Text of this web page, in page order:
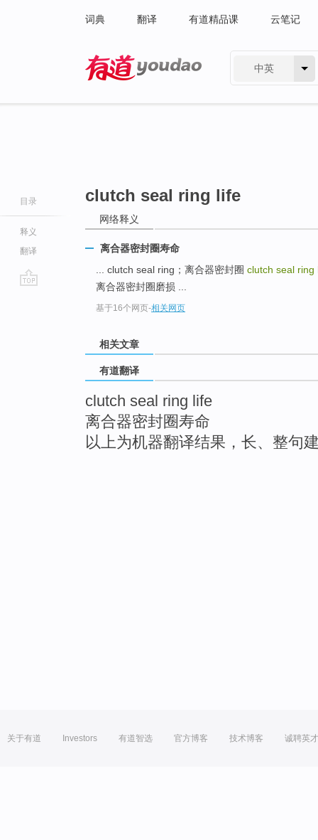
词典 翻译 有道精品课 云笔记
中英
目录
释义
翻译
clutch seal ring life
网络释义
离合器密封圈寿命
... clutch seal ring；离合器密封圈 clutch seal ring
离合器密封圈磨损 ...
基于16个网页-相关网页
相关文章
有道翻译
clutch seal ring life
离合器密封圈寿命
以上为机器翻译结果，长、整句
关于有道 Investors 有道智选 官方博客 技术博客 诚聘英才